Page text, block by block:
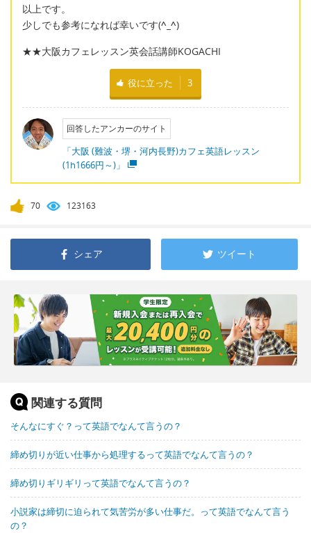
以上です。
少しでも参考になれば幸いです(^_^)
★★大阪カフェレッスン英会話講師KOGACHI
役に立った 3
回答したアンカーのサイト
「大阪 (難波・堺・河内長野)カフェ英語レッスン
(1h1666円～)」
70 123163
シェア ツイート
関連する質問
そんなにすぐ？って英語でなんて言うの？
締め切りが近い仕事から処理するって英語でなんて言うの？
締め切りギリギリって英語でなんて言うの？
小説家は締切に迫られて気苦労が多い仕事だ。って英語でなんて言う
の？